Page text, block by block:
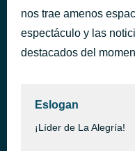
Mi Principio y Mi
nos trae amenos
espectáculo y las
destacados del
Eslogan
¡Líder de La Alegría!